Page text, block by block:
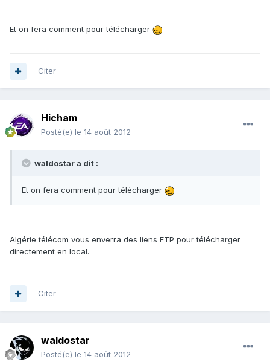
Et on fera comment pour télécharger
Citer
Hicham
Posté(e) le 14 août 2012
waldostar a dit :
Et on fera comment pour télécharger
Algérie télécom vous enverra des liens FTP pour télécharger
directement en local.
Citer
waldostar
Posté(e) le 14 août 2012